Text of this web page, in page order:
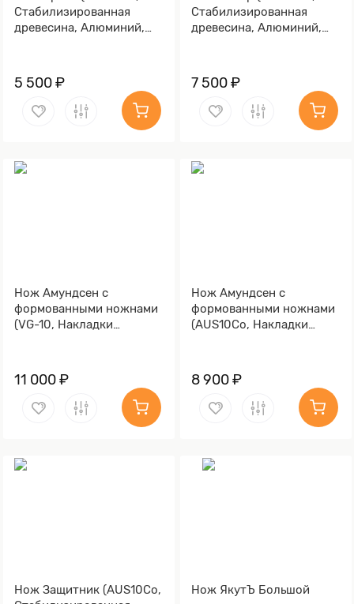
Стабилизированная
древесина, Алюминий,
5 500 ₽
Стабилизированная
древесина, Алюминий,
7 500 ₽
Нож Амундсен с
формованными ножнами
(VG-10, Накладки
11 000 ₽
Нож Амундсен с
формованными ножнами
(AUS10Co, Накладки
клинка)
8 900 ₽
Нож Защитник (AUS10Co,
Нож ЯкутЪ Большой